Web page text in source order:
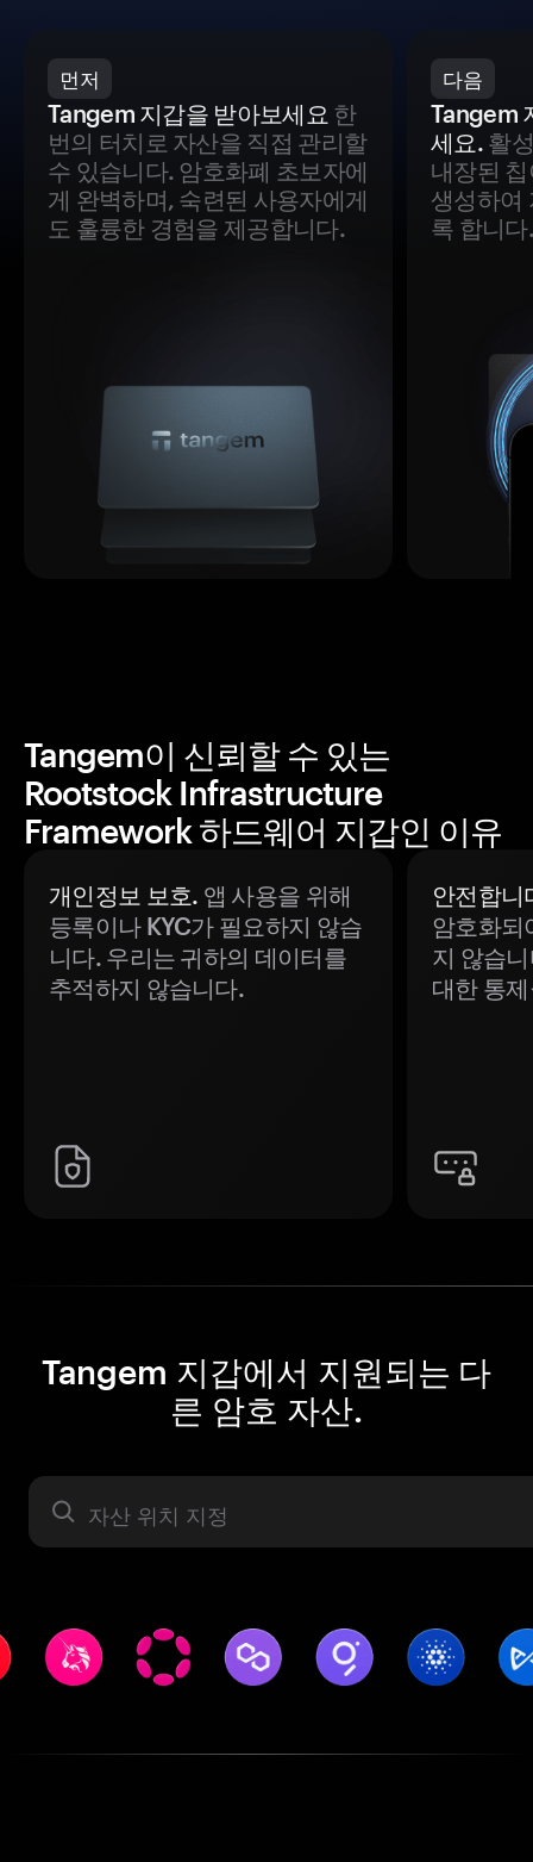
먼저
Tangem 지갑을 받아보세요 한
번의 터치로 자산을 직접 관리할
수 있습니다. 암호화폐 초보자에
게 완벽하며, 숙련된 사용자에게
도 훌륭한 경험을 제공합니다.
다음
Tangem
세요.활
내장된
생성하여
록 합니다.
Tangem이 신뢰할 수 있는
Rootstock Infrastructure
Framework 하드웨어 지갑인 이유
개인정보 보호. 앱 사용을 위해
등록이나 KYC가 필요하지 않습
니다. 우리는 귀하의 데이터를
추적하지 않습니다.
안전합니
암호화되
지 않습
대한 통
Tangem 지갑에서 지원되는 다
른 암호 자산.
자산 라벨